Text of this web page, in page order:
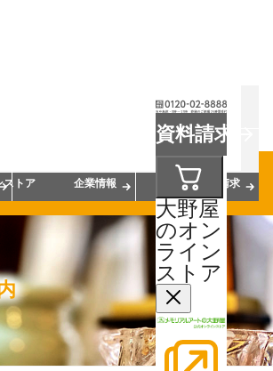
資料請求
大野屋
のオン
ライン
ストア
会員サービス
ストア
企業情報 資料請求